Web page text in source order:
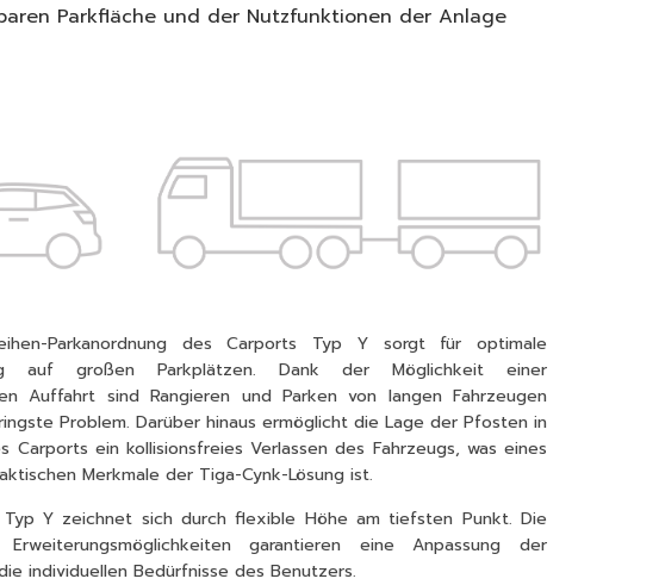
Parkfläche und der Nutzfunktionen der Anlage
Parkanordnung des Carports Typ Y sorgt für optimale
auf großen Parkplätzen. Dank der Möglichkeit einer
Auffahrt sind Rangieren und Parken von langen Fahrzeugen
Problem. Darüber hinaus ermöglicht die Lage der Pfosten in
Carports ein kollisionsfreies Verlassen des Fahrzeugs, was eines
Merkmale der Tiga-Cynk-Lösung ist.
Y zeichnet sich durch flexible Höhe am tiefsten Punkt. Die
Erweiterungsmöglichkeiten garantieren eine Anpassung der
individuellen Bedürfnisse des Benutzers.